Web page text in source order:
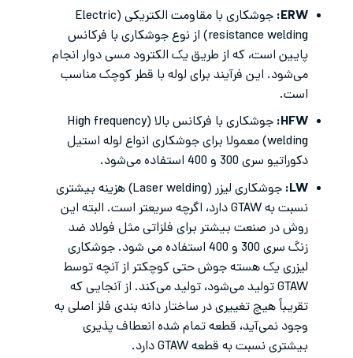
ERW
:
جوشکاری با مقاومت الکتریکی (Electric
resistance welding) از نوع جوشکاری با فرکانس
پایین است، که از طریق یک الکترود مسی دوار انجام
می‌شود. این فرآیند برای لوله با قطر کوچک مناسب
است.
HFW
:
جوشکاری با فرکانس بالا (High frequency
welding) معمولا برای جوشکاری انواع لوله استیل
دکوراتیو سری 300 و 400 استفاده می‌شود.
LW
:
جوشکاری لیزر (Laser welding) هزینه بیشتری
نسبت به GTAW دارد، اگرچه سریعتر است. البته این
روش در صنعت بیشتر برای فلزاتی مثل فولاد ضد
زنگ سری 300 و 400 استفاده می شود. جوشکاری
لیزری یک هسته جوش حتی کوچکتر از آنچه توسط
GTAW تولید می‌شود، تولید می‌کند. از آنجایی که
تقریباً هیچ تغییری در ساختار دانه بندی فلز اصلی به‌
وجود نمی‌آید، قطعه تمام شده انعطاف پذیری
بیشتری نسبت به قطعه GTAW دارد.